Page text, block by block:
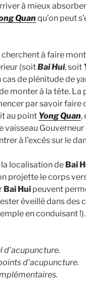
à mieux
Quanqu’on peut
à faire
(soitBai Hui, soit
de plénitude de
monter à la tête. La
par savoir faire
au point Yong Quan,
Gouverneur
à l’excès sur le
la localisation de Bai
projette le corps
Bai Huipeuvent
éveillé dans des
en conduisant !).
d’acupuncture.
d’acupuncture.